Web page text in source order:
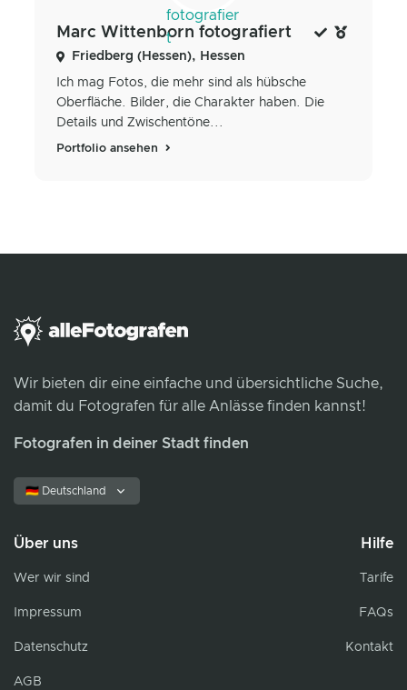
Marc Wittenborn fotografiert
Friedberg (Hessen), Hessen
Ich mag Fotos, die mehr sind als hübsche
Oberfläche. Bilder, die Charakter haben. Die
Details und Zwischentöne...
Portfolio ansehen
Wir bieten dir eine einfache und übersichtliche Suche,
damit du Fotografen für alle Anlässe finden kannst!
Fotografen in deiner Stadt finden
🇩🇪 Deutschland
Über uns
Wer wir sind
Impressum
Datenschutz
AGB
Hilfe
Tarife
FAQs
Kontakt